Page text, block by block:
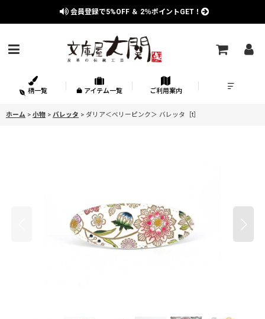
会員登録で5%OFF ＆ 2％ポイントGET！
柄一覧 アイテム一覧 ご利用案内
ホーム > 小物 > バレッタ > ダリア＜ベリーピンク＞ バレッタ［t］